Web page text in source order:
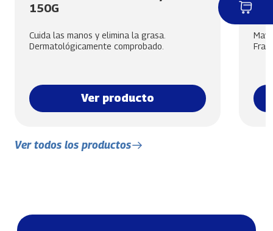
150G
Cuida las manos y elimina la grasa.
Dermatológicamente comprobado.
Ver producto
Ver todos los productos